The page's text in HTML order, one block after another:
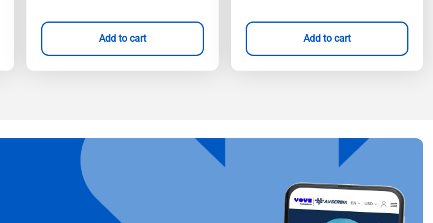
Add to cart Add to cart